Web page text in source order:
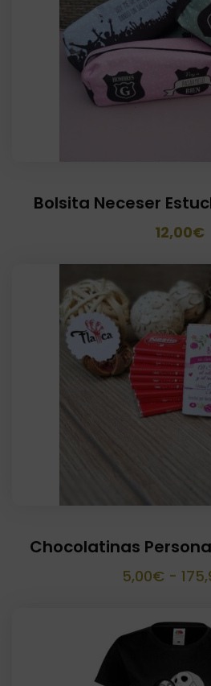
Bolsita Neceser
El
original
era:
18,00€.
12,00€El
Chocolatinas
5,00€ -